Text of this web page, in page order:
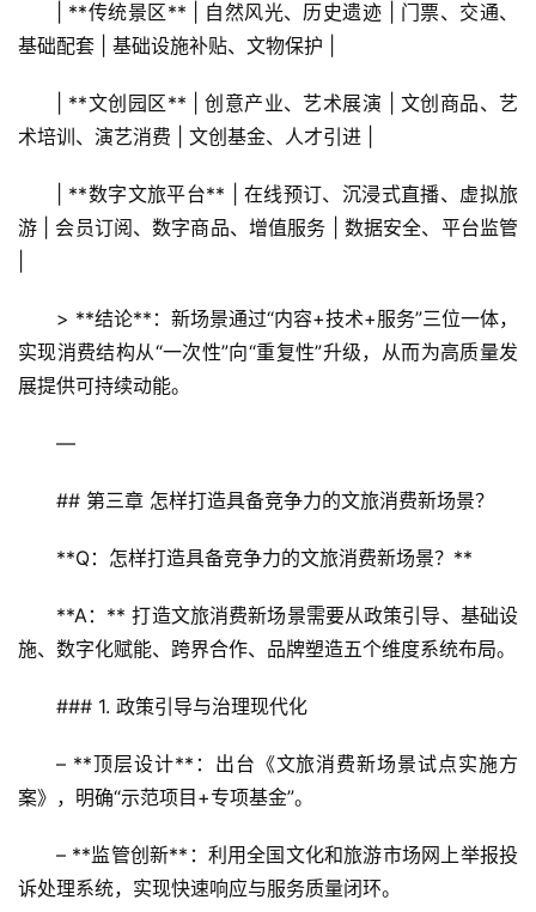
首
页
景
消
融
合
旅
+
登录 注册
| **传统景区** | 自然风光、历史遗迹 | 门票、交通、
基础配套 | 基础设施补贴、文物保护 |
| **文创园区** | 创意产业、艺术展演 | 文创商品、艺
术培训、演艺消费 | 文创基金、人才引进 |
| **数字文旅平台** | 在线预订、沉浸式直播、虚拟旅
游 | 会员订阅、数字商品、增值服务 | 数据安全、平台监管
> **结论**：新场景通过“内容+技术+服务”三位一体，
实现消费结构从“一次性”向“重复性”升级，从而为高质量发
展提供可持续动能。
—
## 第三章 怎样打造具备竞争力的文旅消费新场景？
**Q：怎样打造具备竞争力的文旅消费新场景？**
**A：** 打造文旅消费新场景需要从政策引导、基础设
施、数字化赋能、跨界合作、品牌塑造五个维度系统布局。
### 1. 政策引导与治理现代化
– **顶层设计**：出台《文旅消费新场景试点实施方
案》，明确“示范项目+专项基金”。
– **监管创新**：利用全国文化和旅游市场网上举报投
诉处理系统，实现快速响应与服务质量闭环。